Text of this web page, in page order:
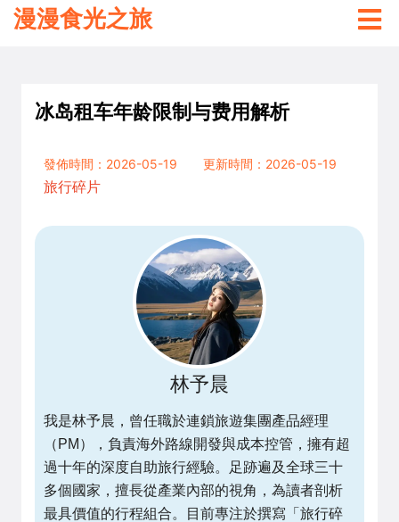
漫漫食光之旅
冰岛租车年龄限制与费用解析
發佈時間：2026-05-19
更新時間：2026-05-19
旅行碎片
林予晨
我是林予晨，曾任職於連鎖旅遊集團產品經理
（PM），負責海外路線開發與成本控管，擁有超
過十年的深度自助旅行經驗。足跡遍及全球三十
多個國家，擅長從產業內部的視角，為讀者剖析
最具價值的行程組合。目前專注於撰寫「旅行碎